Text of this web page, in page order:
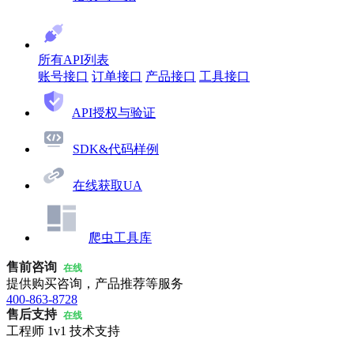
所有API列表
账号接口 订单接口 产品接口 工具接口
API授权与验证
SDK&代码样例
在线获取UA
爬虫工具库
售前咨询 在线
提供购买咨询，产品推荐等服务
400-863-8728
售后支持 在线
工程师 1v1 技术支持